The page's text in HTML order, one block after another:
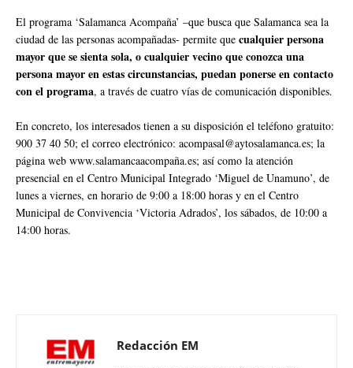
El programa ‘Salamanca Acompaña’ –que busca que Salamanca sea la
ciudad de las personas acompañadas- permite que cualquier persona
mayor que se sienta sola, o cualquier vecino que conozca una
persona mayor en estas circunstancias, puedan ponerse en contacto
con el programa, a través de cuatro vías de comunicación disponibles.
En concreto, los interesados tienen a su disposición el teléfono gratuito:
900 37 40 50; el correo electrónico: acompasal@aytosalamanca.es; la
página web www.salamancaacompaña.es; así como la atención
presencial en el Centro Municipal Integrado ‘Miguel de Unamuno’, de
lunes a viernes, en horario de 9:00 a 18:00 horas y en el Centro
Municipal de Convivencia ‘Victoria Adrados’, los sábados, de 10:00 a
14:00 horas.
Redacción EM